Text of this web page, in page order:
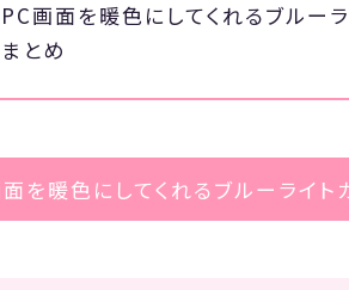
PC画面を暖色にしてくれるブルー
まとめ
を暖色にしてくれるブルーライト